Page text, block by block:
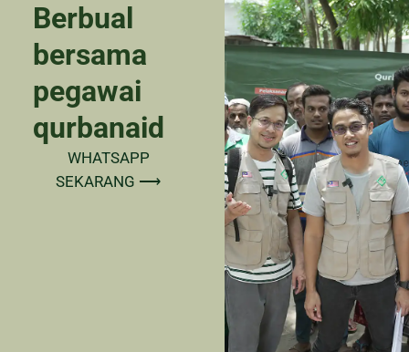
Berbual
bersama
pegawai
qurbanaid
WHATSAPP
SEKARANG ⟶